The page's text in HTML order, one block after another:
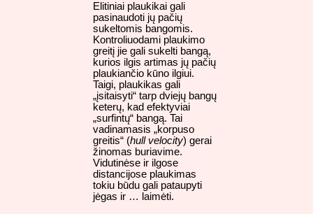
Elitiniai plaukikai gali
pasinaudoti jų pačių
sukeltomis bangomis.
Kontroliuodami plaukimo
greitį jie gali sukelti bangą,
kurios ilgis artimas jų pačių
plaukiančio kūno ilgiui.
Taigi, plaukikas gali
„įsitaisyti“ tarp dviejų bangų
keterų, kad efektyviai
„surfintų“ bangą. Tai
vadinamasis „korpuso
greitis“ (hull velocity) gerai
žinomas buriavime.
Vidutinėse ir ilgose
distancijose plaukimas
tokiu būdu gali pataupyti
jėgas ir … laimėti.